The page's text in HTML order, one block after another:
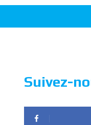
Suivez-